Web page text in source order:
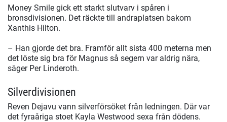
Money Smile gick ett starkt slutvarv i spåren i
bronsdivisionen. Det räckte till andraplatsen bakom
Xanthis Hilton.
– Han gjorde det bra. Framför allt sista 400 meterna men
det löste sig bra för Magnus så segern var aldrig nära,
säger Per Linderoth.
Silverdivisionen
Reven Dejavu vann silverförsöket från ledningen. Där var
det fyraåriga stoet Kayla Westwood sexa från dödens.